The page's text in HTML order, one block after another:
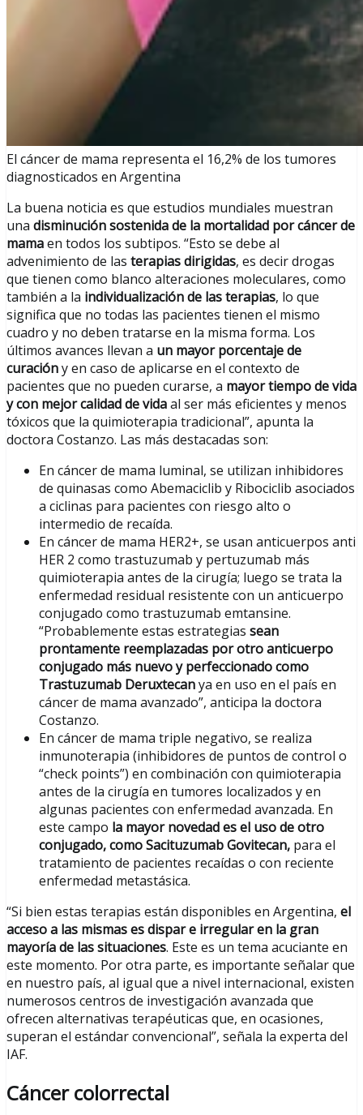
El cáncer de mama representa el 16,2% de los tumores
diagnosticados en Argentina
La buena noticia es que estudios mundiales muestran
una disminución sostenida de la mortalidad por cáncer de
mamaen todos los subtipos. “Esto se debe al
advenimiento de las terapias dirigidas, es decir drogas
que tienen como blanco alteraciones moleculares, como
también a la individualización de las terapias, lo que
significa que no todas las pacientes tienen el mismo
cuadro y no deben tratarse en la misma forma. Los
últimos avances llevan a un mayor porcentaje de
curacióny en caso de aplicarse en el contexto de
pacientes que no pueden curarse, a mayor tiempo de vida
y con mejor calidad de vidaal ser más eficientes y menos
tóxicos que la quimioterapia tradicional”, apunta la
doctora Costanzo. Las más destacadas son:
En cáncer de mama luminal, se utilizan inhibidores
de quinasas como Abemaciclib y Ribociclib asociados
a ciclinas para pacientes con riesgo alto o
intermedio de recaída.
En cáncer de mama HER2+, se usan anticuerpos anti
HER 2 como trastuzumab y pertuzumab más
quimioterapia antes de la cirugía; luego se trata la
enfermedad residual resistente con un anticuerpo
conjugado como trastuzumab emtansine.
“Probablemente estas estrategias sean
prontamente reemplazadas por otro anticuerpo
conjugado más nuevo y perfeccionado como
Trastuzumab Deruxtecanya en uso en el país en
cáncer de mama avanzado”, anticipa la doctora
Costanzo.
En cáncer de mama triple negativo, se realiza
inmunoterapia (inhibidores de puntos de control o
“check points”) en combinación con quimioterapia
antes de la cirugía en tumores localizados y en
algunas pacientes con enfermedad avanzada. En
este campo la mayor novedad es el uso de otro
conjugado, como Sacituzumab Govitecan, para el
tratamiento de pacientes recaídas o con reciente
enfermedad metastásica.
“Si bien estas terapias están disponibles en Argentina, el
acceso a las mismas es dispar e irregular en la gran
mayoría de las situaciones. Este es un tema acuciante en
este momento. Por otra parte, es importante señalar que
en nuestro país, al igual que a nivel internacional, existen
numerosos centros de investigación avanzada que
ofrecen alternativas terapéuticas que, en ocasiones,
superan el estándar convencional”, señala la experta del
IAF.
Cáncer colorrectal